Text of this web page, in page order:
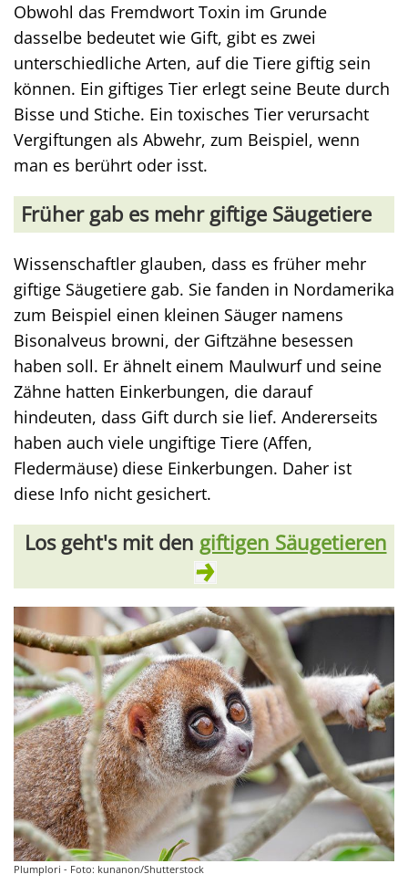
Obwohl das Fremdwort Toxin im Grunde
dasselbe bedeutet wie Gift, gibt es zwei
unterschiedliche Arten, auf die Tiere giftig sein
können. Ein giftiges Tier erlegt seine Beute durch
Bisse und Stiche. Ein toxisches Tier verursacht
Vergiftungen als Abwehr, zum Beispiel, wenn
man es berührt oder isst.
Früher gab es mehr giftige Säugetiere
Wissenschaftler glauben, dass es früher mehr
giftige Säugetiere gab. Sie fanden in Nordamerika
zum Beispiel einen kleinen Säuger namens
Bisonalveus browni, der Giftzähne besessen
haben soll. Er ähnelt einem Maulwurf und seine
Zähne hatten Einkerbungen, die darauf
hindeuten, dass Gift durch sie lief. Andererseits
haben auch viele ungiftige Tiere (Affen,
Fledermäuse) diese Einkerbungen. Daher ist
diese Info nicht gesichert.
Los geht's mit den giftigen Säugetieren
Plumplori - Foto: kunanon/Shutterstock